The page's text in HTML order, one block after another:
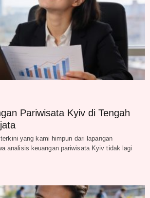
Pariwisata Kyiv di Tengah
yang kami himpun dari lapangan
analisis keuangan pariwisata Kyiv tidak lagi